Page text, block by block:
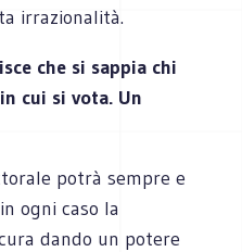
irrazionalità.
che si sappia chi
cui si vota. Un
potrà sempre e
ogni caso la
dando un potere